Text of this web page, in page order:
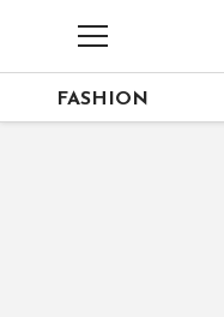
FASHION